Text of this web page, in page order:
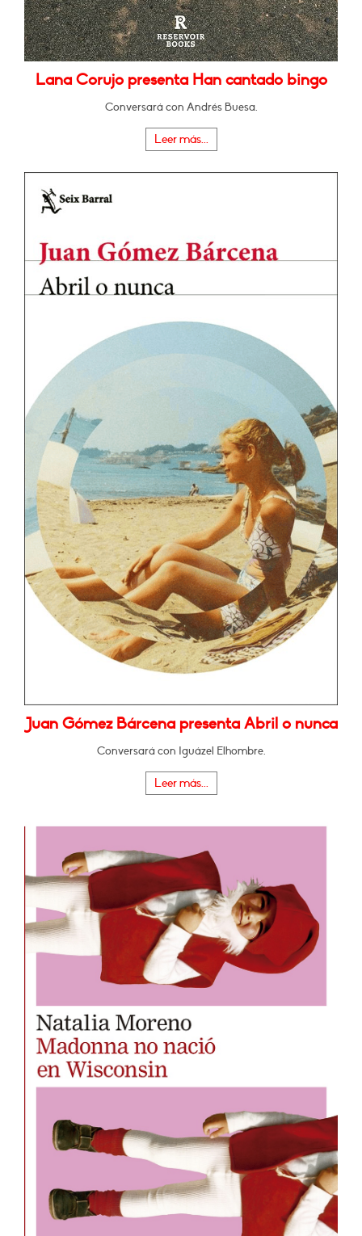
Lana Corujo presenta Han cantado bingo
Conversará con Andrés Buesa.
Leer más...
Juan Gómez Bárcena presenta Abril o nunca
Conversará con Iguázel Elhombre.
Leer más...